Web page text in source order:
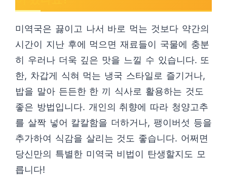
미역국은 끓이고 나서 바로 먹는 것보다 약간의
시간이 지난 후에 먹으면 재료들이 국물에 충분
히 우러나 더욱 깊은 맛을 느낄 수 있습니다. 또
한, 차갑게 식혀 먹는 냉국 스타일로 즐기거나,
밥을 말아 든든한 한 끼 식사로 활용하는 것도
좋은 방법입니다. 개인의 취향에 따라 청양고추
를 살짝 넣어 칼칼함을 더하거나, 팽이버섯 등을
추가하여 식감을 살리는 것도 좋습니다. 어쩌면
당신만의 특별한 미역국 비법이 탄생할지도 모
릅니다!